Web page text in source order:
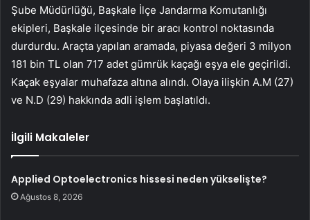
Şube Müdürlüğü, Başkale İlçe Jandarma Komutanlığı
ekipleri, Başkale ilçesinde bir aracı kontrol noktasında
durdurdu. Araçta yapılan aramada, piyasa değeri 3 milyon
181 bin TL olan 717 adet gümrük kaçağı eşya ele geçirildi.
Kaçak eşyalar muhafaza altına alındı. Olaya ilişkin A.M (27)
ve N.D (29) hakkında adli işlem başlatıldı.
İlgili Makaleler
Applied Optoelectronics hissesi neden yükselişte?
Ağustos 8, 2026